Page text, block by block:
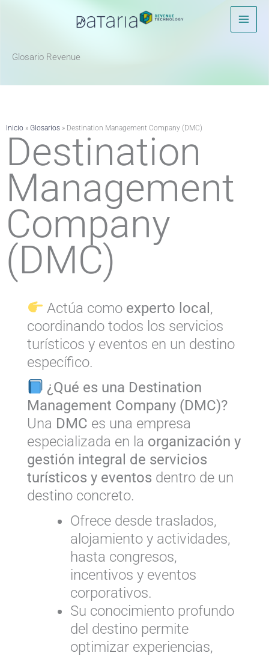
Glosario Revenue ​
Inicio » Glosarios » Destination Management Company (DMC)
Destination
Management
Company
(DMC)
Actúa como experto local ,
coordinando todos los servicios
turísticos y eventos en un destino
específico.
¿Qué es una Destination
Management Company (DMC)?
Una DMC es una empresa
especializada en la organización y
gestión integral de servicios
turísticos y eventos dentro de un
destino concreto.
Ofrece desde traslados,
alojamiento y actividades,
hasta congresos,
incentivos y eventos
corporativos.
Su conocimiento profundo
del destino permite
optimizar experiencias,